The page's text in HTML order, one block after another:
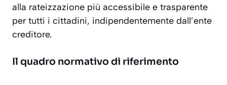
alla rateizzazione più accessibile e trasparente
per tutti i cittadini, indipendentemente dall’ente
creditore.
Il quadro normativo di riferimento